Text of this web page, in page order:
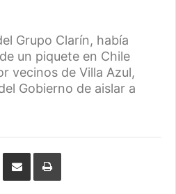
Grupo Clarín, había
un piquete en Chile
vecinos de Villa Azul,
Gobierno de aislar a
WhatsAppShare
Email
Print